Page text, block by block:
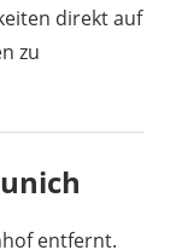
direkt auf
zu
entfernt.